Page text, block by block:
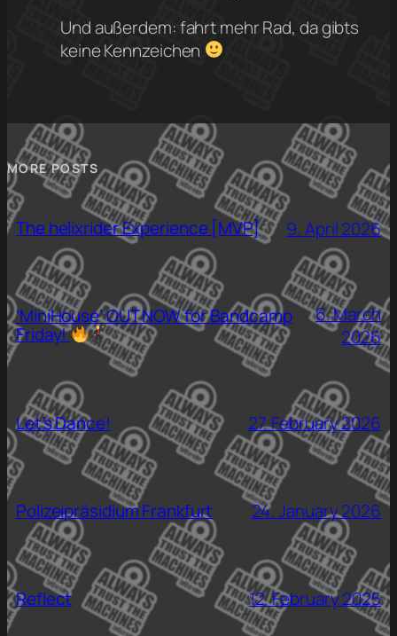
Und außerdem: fahrt mehr Rad, da gibts
keine Kennzeichen
MORE POSTS
The helixrider Experience [MVP] 9. April 2026
‘MiniHouse’ OUT NOW for Bandcamp
Friday!
6. March
2026
Let’s Dance! 27. February 2026
Polizeipräsidium Frankfurt 24. January 2026
Reflect 12. February 2025